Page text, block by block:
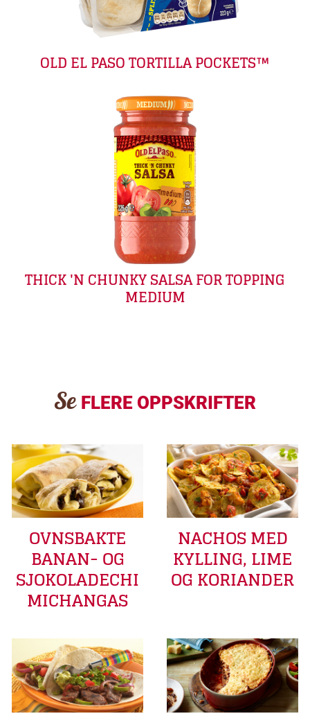
OLD EL PASO TORTILLA POCKETS™
THICK 'N CHUNKY SALSA FOR TOPPING
MEDIUM
Se FLERE OPPSKRIFTER
OVNSBAKTE
BANAN- OG
SJOKOLADECHI
MICHANGAS
NACHOS MED
KYLLING, LIME
OG KORIANDER